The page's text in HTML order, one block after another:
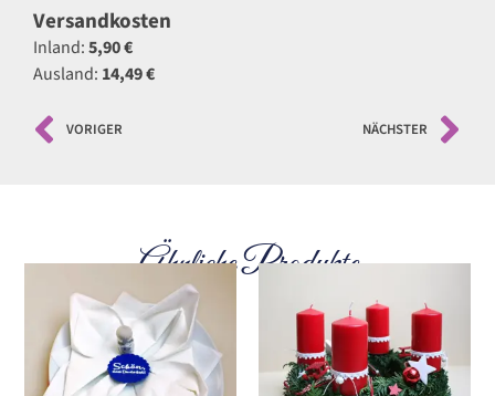
Versandkosten
Inland:5,90 €
Ausland: 14,49 €
VORIGER NÄCHSTER
Ähnliche Produkte